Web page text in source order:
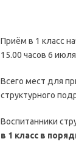
Приём в 1 класс
15.00 часов 6
Всего мест для
структурного
Воспитанники
в 1 класс в